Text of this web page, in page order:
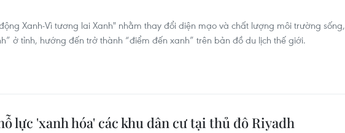
Xanh-Vì tương lai Xanh" nhằm thay đổi diện mạo và chất lượng môi trường sống,
ở tỉnh, hướng đến trở thành “điểm đến xanh” trên bản đồ du lịch thế giới.
lực 'xanh hóa' các khu dân cư tại thủ đô Riyadh